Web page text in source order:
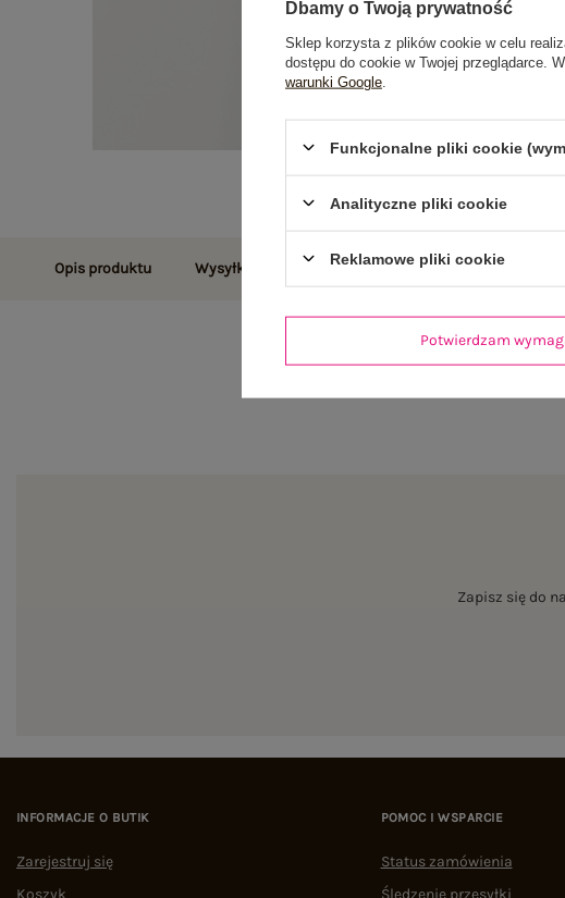
Opis produktu Wysyłka i dostawa Zwroty i reklamacje
Zapisz się do
INFORMACJE O BUTIK
Zarejestruj się
Koszyk
POMOC I WSPARCIE
Status zamówienia
Śledzenie przesyłki
Dbamy o Twoją prywatność
Sklep korzysta z plików cookie w celu
dostępu do cookie w Twojej przeglądarce.
warunki Google
Funkcjonalne pliki cookie
Analityczne pliki cookie
Reklamowe pliki cookie
Potwierdzam